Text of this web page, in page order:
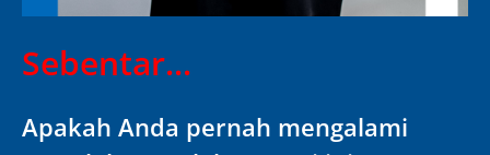
Sebentar...
Apakah Anda pernah mengalami